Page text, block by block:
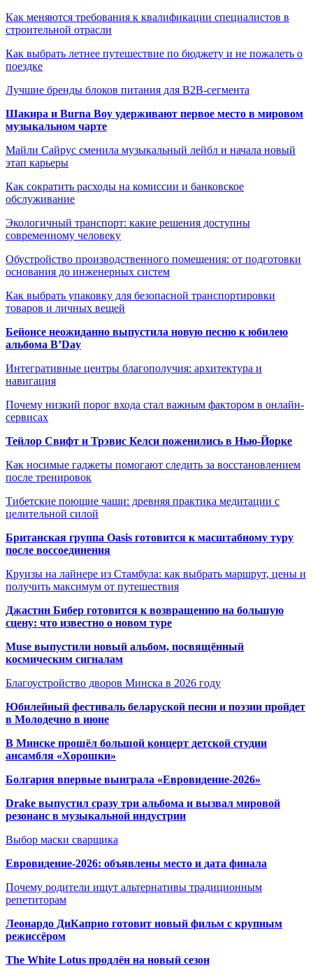
Как меняются требования к квалификации специалистов в
строительной отрасли
Как выбрать летнее путешествие по бюджету и не пожалеть о
поездке
Лучшие бренды блоков питания для B2B-сегмента
Шакира и Burna Boy удерживают первое место в мировом
музыкальном чарте
Майли Сайрус сменила музыкальный лейбл и начала новый
этап карьеры
Как сократить расходы на комиссии и банковское
обслуживание
Экологичный транспорт: какие решения доступны
современному человеку
Обустройство производственного помещения: от подготовки
основания до инженерных систем
Как выбрать упаковку для безопасной транспортировки
товаров и личных вещей
Бейонсе неожиданно выпустила новую песню к юбилею
альбома B’Day
Интегративные центры благополучия: архитектура и
навигация
Почему низкий порог входа стал важным фактором в онлайн-
сервисах
Тейлор Свифт и Трэвис Келси поженились в Нью-Йорке
Как носимые гаджеты помогают следить за восстановлением
после тренировок
Тибетские поющие чаши: древняя практика медитации с
целительной силой
Британская группа Oasis готовится к масштабному туру
после воссоединения
Круизы на лайнере из Стамбула: как выбрать маршрут, цены и
получить максимум от путешествия
Джастин Бибер готовится к возвращению на большую
сцену: что известно о новом туре
Muse выпустили новый альбом, посвящённый
космическим сигналам
Благоустройство дворов Минска в 2026 году
Юбилейный фестиваль беларуской песни и поэзии пройдет
в Молодечно в июне
В Минске прошёл большой концерт детской студии
ансамбля «Хорошки»
Болгария впервые выиграла «Евровидение-2026»
Drake выпустил сразу три альбома и вызвал мировой
резонанс в музыкальной индустрии
Выбор маски сварщика
Евровидение-2026: объявлены место и дата финала
Почему родители ищут альтернативы традиционным
репетиторам
Леонардо ДиКаприо готовит новый фильм с крупным
режиссёром
The White Lotus продлён на новый сезон